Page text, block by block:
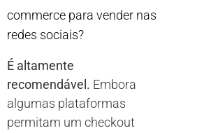
commerce para vender nas
redes sociais?
É altamente
recomendável. Embora
algumas plataformas
permitam um checkout